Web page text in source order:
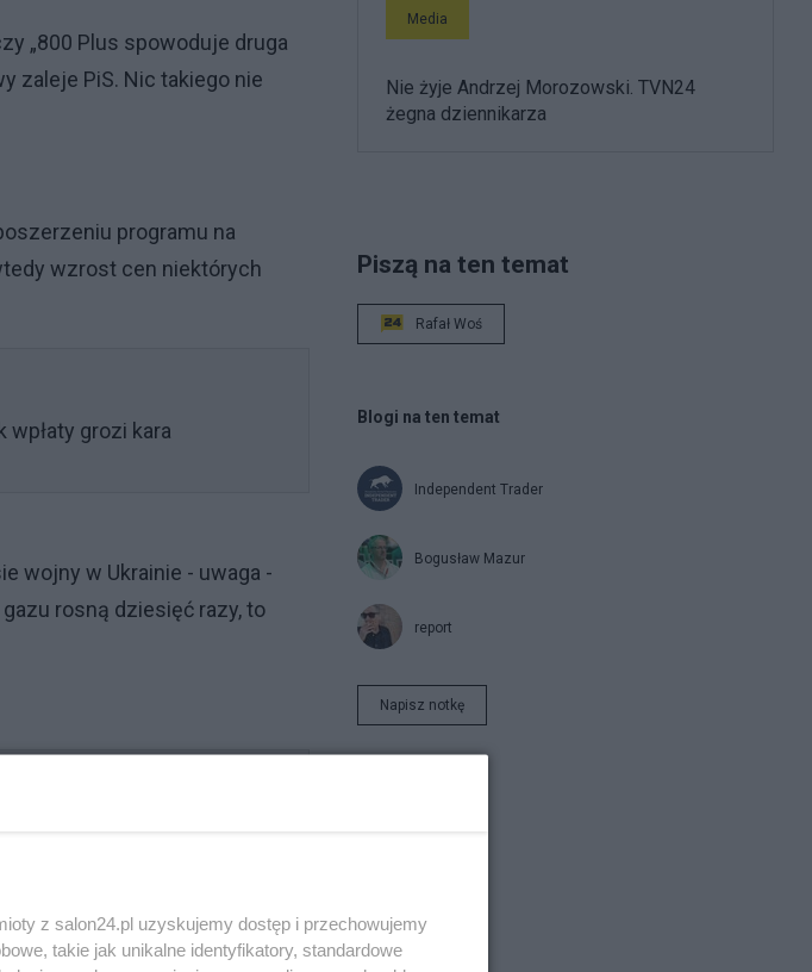
„800 Plus spowoduje druga
zaleje PiS. Nic takiego nie
programu na
wzrost cen niektórych
wpłaty grozi kara
wojny w Ukrainie - uwaga -
rosną dziesięć razy, to
Media
Nie żyje Andrzej Morozowski. TVN24
żegna dziennikarza
Piszą na ten temat
Rafał Woś
Blogi na ten temat
Independent Trader
Bogusław Mazur
report
Napisz notkę
z salon24.pl uzyskujemy dostęp i przechowujemy
takie jak unikalne identyfikatory, standardowe